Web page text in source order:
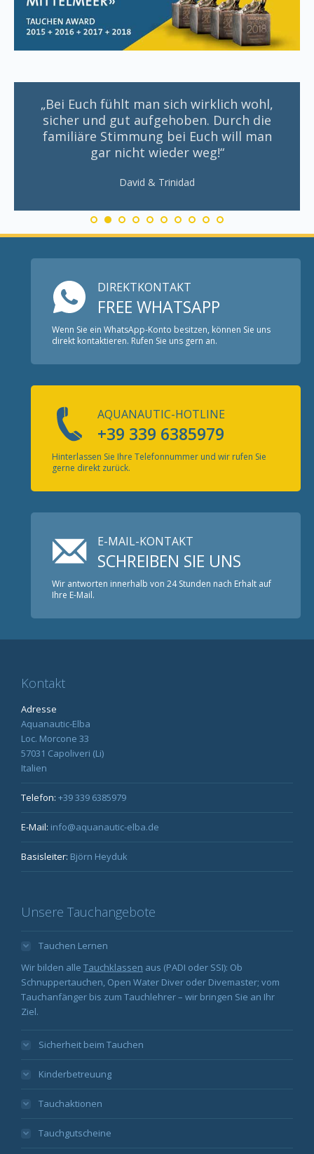
„Bei Euch fühlt man sich wirklich wohl,
sicher und gut aufgehoben. Durch die
familiäre Stimmung bei Euch will man
gar nicht wieder weg!“
David & Trinidad
DIREKTKONTAKT
FREE WHATSAPP
Wenn Sie ein WhatsApp-Konto besitzen, können Sie uns
direkt kontaktieren. Rufen Sie uns gern an.
AQUANAUTIC-HOTLINE
+39 339 6385979
Hinterlassen Sie Ihre Telefonnummer und wir rufen Sie
gerne direkt zurück.
E-MAIL-KONTAKT
SCHREIBEN SIE UNS
Wir antworten innerhalb von 24 Stunden nach Erhalt auf
Ihre E-Mail.
Kontakt
Adresse
Aquanautic-Elba
Loc. Morcone 33
57031 Capoliveri (Li)
Italien
Telefon: +39 339 6385979
E-Mail: info@aquanautic-elba.de
Basisleiter: Björn Heyduk
Unsere Tauchangebote
Tauchen Lernen
Wir bilden alle Tauchklassen aus (PADI oder SSI): Ob
Schnuppertauchen, Open Water Diver oder Divemaster; vom
Tauchanfänger bis zum Tauchlehrer – wir bringen Sie an Ihr
Ziel.
Sicherheit beim Tauchen
Kinderbetreuung
Tauchaktionen
Tauchgutscheine